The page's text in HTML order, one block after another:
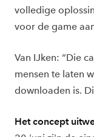
volledige
voor de game
Van IJken: “Die
mensen te laten
downloaden is.
Het concept